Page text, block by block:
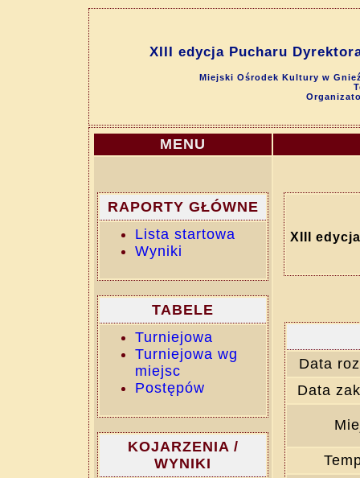
XIII edycja Pucharu
Miejski Ośrodek Kultury w
MENU
RAPORTY GŁÓWNE
Lista startowa
Wyniki
TABELE
Turniejowa
Turniejowa wg
miejsc
Postępów
KOJARZENIA /
WYNIKI
XIII
Data
Data